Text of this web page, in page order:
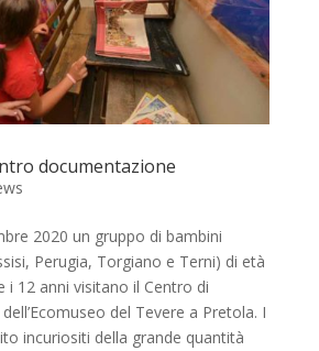
documentazione
2020 un gruppo di bambini
Perugia, Torgiano e Terni) di età
i 12 anni visitano il Centro di
del Tevere a Pretola. I
incuriositi della grande quantità